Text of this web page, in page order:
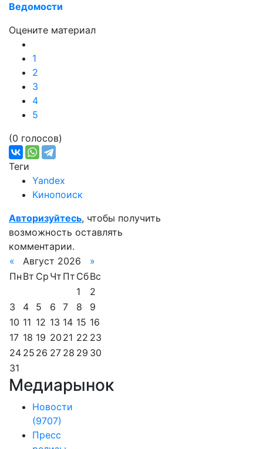
Ведомости
Оцените материал
1
2
3
4
5
(0 голосов)
Теги
Yandex
Кинопоиск
Авторизуйтесь, чтобы получить
возможность оставлять
комментарии.
«
Август 2026
»
Пн Вт Ср Чт Пт СбВс
1
2
3
4 5 6 7 8
9
10 11 12 13 14 15 16
17 18 19 20 21 22 23
24 25 26 27 28 29 30
31
Медиарынок
Новости
(9707)
Пресс